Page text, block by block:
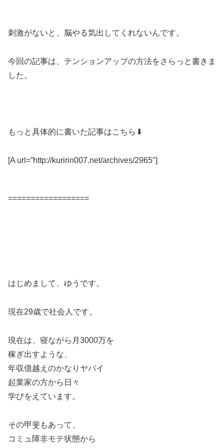
刺激がないと、脳やる気出してくれないんです。
今回の記事は、テンションアップの方法をさらっと書きま
した。
もっと具体的に書いた記事はこちら⬇︎
[A url=”http://kuririn007.net/archives/2965″]
==================
はじめまして、ゆうです。
現在29歳で社会人です。
現在は、寝ながら月3000万を
稼ぎ出すような、
年収億越えのかなりヤバイ
起業家の方から日々
学びをえています。
その甲斐もあって、
コミュ障非モテ状態から